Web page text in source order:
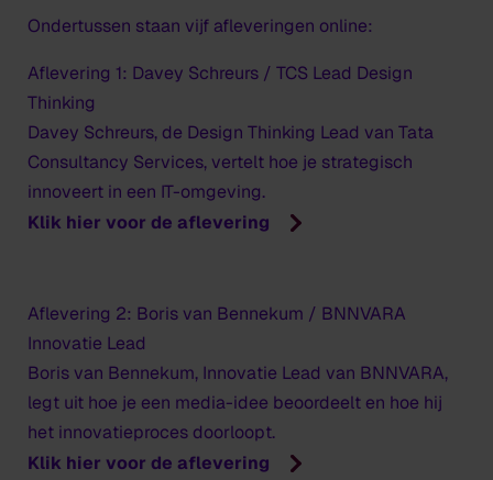
Ondertussen staan vijf afleveringen online:
Aflevering 1: Davey Schreurs / TCS Lead Design
Thinking
Davey Schreurs, de Design Thinking Lead van Tata
Consultancy Services, vertelt hoe je strategisch
innoveert in een IT-omgeving.
Klik hier voor de aflevering
Aflevering 2: Boris van Bennekum / BNNVARA
Innovatie Lead
Boris van Bennekum, Innovatie Lead van BNNVARA,
legt uit hoe je een media-idee beoordeelt en hoe hij
het innovatieproces doorloopt.
Klik hier voor de aflevering